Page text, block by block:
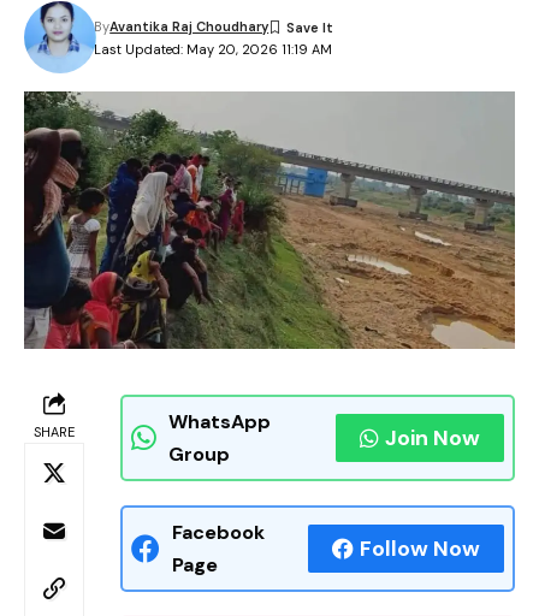
Last Updated: May 20, 2026 11:19 AM
ByAvantika Raj Choudhary
SHARE
WhatsApp
Group
Join Now
Facebook
Page
Follow Now